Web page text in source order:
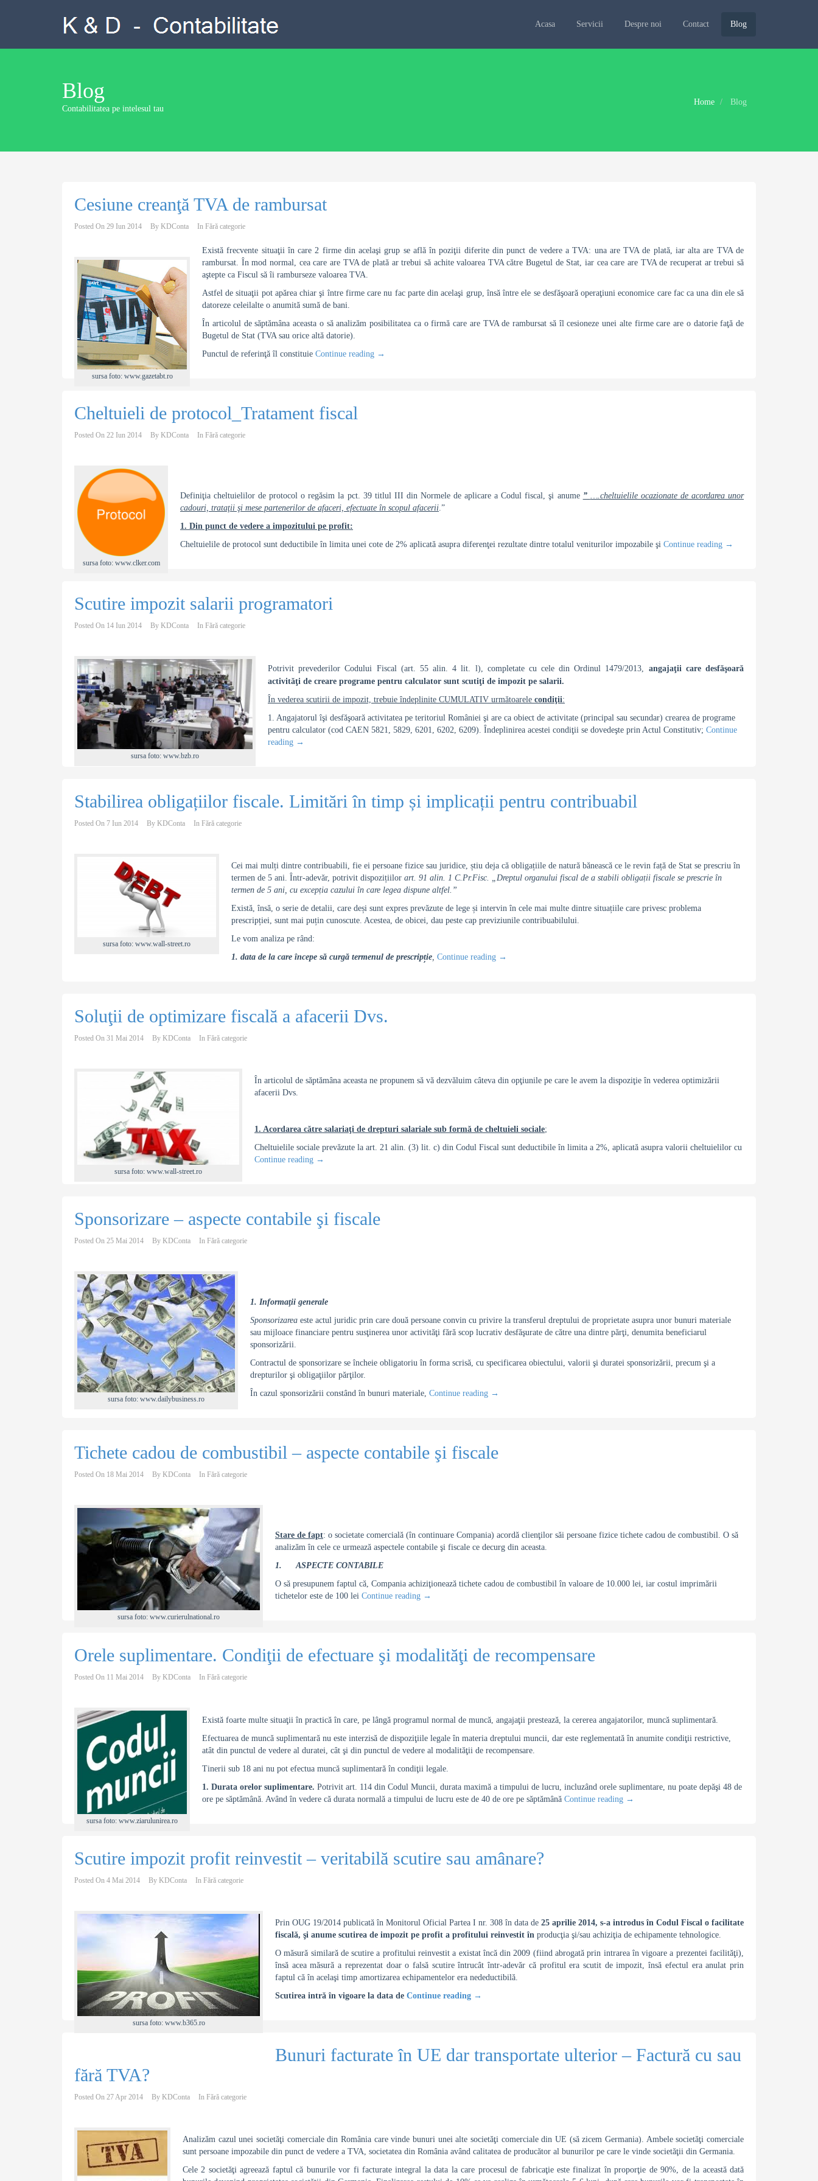
Acasa Servicii Despre noi Contact Blog
Blog
Contabilitatea pe intelesul tau
Home Blog
Cesiune creanţă TVA de rambursat
Posted On 29 Iun 2014 By KDConta In Fără categorie
sursa foto: www.gazetabt.ro
Există frecvente situaţii în care 2 firme din acelaşi grup se află în poziţii diferite din punct de vedere a TVA: una are TVA de plată, iar alta are TVA de
rambursat. În mod normal, cea care are TVA de plată ar trebui să achite valoarea TVA către Bugetul de Stat, iar cea care are TVA de recuperat ar trebui să
aştepte ca Fiscul să îi ramburseze valoarea TVA.
Astfel de situaţii pot apărea chiar şi între firme care nu fac parte din acelaşi grup, însă între ele se desfăşoară operaţiuni economice care fac ca una din ele să
datoreze celeilalte o anumită sumă de bani.
În articolul de săptămâna aceasta o să analizăm posibilitatea ca o firmă care are TVA de rambursat să îl cesioneze unei alte firme care are o datorie faţă de
Bugetul de Stat (TVA sau orice altă datorie).
Punctul de referinţă îl constituie Continue reading →
Cheltuieli de protocol_Tratament fiscal
Posted On 22 Iun 2014 By KDConta In Fără categorie
sursa foto: www.clker.com
Definiţia cheltuielilor de protocol o regăsim la pct. 39 titlul III din Normele de aplicare a Codul fiscal, şi anume ” ….cheltuielile ocazionate de acordarea unor
cadouri, trataţii şi mese partenerilor de afaceri, efectuate în scopul afacerii.”
1. Din punct de vedere a impozitului pe profit:
Cheltuielile de protocol sunt deductibile în limita unei cote de 2% aplicată asupra diferenţei rezultate dintre totalul veniturilor impozabile şi Continue reading →
Scutire impozit salarii programatori
Posted On 14 Iun 2014 By KDConta In Fără categorie
sursa foto: www.bzb.ro
Potrivit prevederilor Codului Fiscal (art. 55 alin. 4 lit. l), completate cu cele din Ordinul 1479/2013, angajaţii care desfăşoară
activităţi de creare programe pentru calculator sunt scutiţi de impozit pe salarii.
În vederea scutirii de impozit, trebuie îndeplinite CUMULATIV următoarele condiţii:
1. Angajatorul îşi desfăşoară activitatea pe teritoriul României şi are ca obiect de activitate (principal sau secundar) crearea de programe
pentru calculator (cod CAEN 5821, 5829, 6201, 6202, 6209). Îndeplinirea acestei condiţii se dovedeşte prin Actul Constitutiv; Continue
reading →
Stabilirea obligațiilor fiscale. Limitări în timp și implicații pentru contribuabil
Posted On 7 Iun 2014 By KDConta In Fără categorie
sursa foto: www.wall-street.ro
Cei mai mulți dintre contribuabili, fie ei persoane fizice sau juridice, știu deja că obligațiile de natură bănească ce le revin față de Stat se prescriu în
termen de 5 ani. Într-adevăr, potrivit dispozițiilor art. 91 alin. 1 C.Pr.Fisc. „Dreptul organului fiscal de a stabili obligații fiscale se prescrie în
termen de 5 ani, cu excepția cazului în care legea dispune altfel.”
Există, însă, o serie de detalii, care deși sunt expres prevăzute de lege și intervin în cele mai multe dintre situațiile care privesc problema
prescripției, sunt mai puțin cunoscute. Acestea, de obicei, dau peste cap previziunile contribuabilului.
Le vom analiza pe rând:
1. data de la care începe să curgă termenul de prescripție, Continue reading →
Soluţii de optimizare fiscală a afacerii Dvs.
Posted On 31 Mai 2014 By KDConta In Fără categorie
sursa foto: www.wall-street.ro
În articolul de săptămâna aceasta ne propunem să vă dezvăluim câteva din opţiunile pe care le avem la dispoziţie în vederea optimizării
afacerii Dvs.
1. Acordarea către salariaţi de drepturi salariale sub formă de cheltuieli sociale;
Cheltuielile sociale prevăzute la art. 21 alin. (3) lit. c) din Codul Fiscal sunt deductibile în limita a 2%, aplicată asupra valorii cheltuielilor cu
Continue reading →
Sponsorizare – aspecte contabile şi fiscale
Posted On 25 Mai 2014 By KDConta In Fără categorie
sursa foto: www.dailybusiness.ro
1. Informaţii generale
Sponsorizarea este actul juridic prin care două persoane convin cu privire la transferul dreptului de proprietate asupra unor bunuri materiale
sau mijloace financiare pentru susţinerea unor activităţi fără scop lucrativ desfăşurate de către una dintre părţi, denumita beneficiarul
sponsorizării.
Contractul de sponsorizare se încheie obligatoriu în forma scrisă, cu specificarea obiectului, valorii şi duratei sponsorizării, precum şi a
drepturilor şi obligaţiilor părţilor.
În cazul sponsorizării constând în bunuri materiale, Continue reading →
Tichete cadou de combustibil – aspecte contabile şi fiscale
Posted On 18 Mai 2014 By KDConta In Fără categorie
sursa foto: www.curierulnational.ro
Stare de fapt: o societate comercială (în continuare Compania) acordă clienţilor săi persoane fizice tichete cadou de combustibil. O să
analizăm în cele ce urmează aspectele contabile şi fiscale ce decurg din aceasta.
1.ASPECTE CONTABILE
O să presupunem faptul că, Compania achiziţionează tichete cadou de combustibil în valoare de 10.000 lei, iar costul imprimării
tichetelor este de 100 lei Continue reading →
Orele suplimentare. Condiţii de efectuare şi modalităţi de recompensare
Posted On 11 Mai 2014 By KDConta In Fără categorie
sursa foto: www.ziarulunirea.ro
Există foarte multe situaţii în practică în care, pe lângă programul normal de muncă, angajaţii prestează, la cererea angajatorilor, muncă suplimentară.
Efectuarea de muncă suplimentară nu este interzisă de dispoziţiile legale în materia dreptului muncii, dar este reglementată în anumite condiţii restrictive,
atât din punctul de vedere al duratei, cât şi din punctul de vedere al modalităţii de recompensare.
Tinerii sub 18 ani nu pot efectua muncă suplimentară în condiţii legale.
1. Durata orelor suplimentare. Potrivit art. 114 din Codul Muncii, durata maximă a timpului de lucru, incluzând orele suplimentare, nu poate depăşi 48 de
ore pe săptămână. Având în vedere că durata normală a timpului de lucru este de 40 de ore pe săptămână Continue reading →
Scutire impozit profit reinvestit – veritabilă scutire sau amânare?
Posted On 4 Mai 2014 By KDConta In Fără categorie
sursa foto: www.b365.ro
Prin OUG 19/2014 publicată în Monitorul Oficial Partea I nr. 308 în data de 25 aprilie 2014, s-a introdus în Codul Fiscal o facilitate
fiscală, şi anume scutirea de impozit pe profit a profitului reinvestit în producţia şi/sau achiziţia de echipamente tehnologice.
O măsură similară de scutire a profitului reinvestit a existat încă din 2009 (fiind abrogată prin intrarea în vigoare a prezentei facilităţi),
însă acea măsură a reprezentat doar o falsă scutire întrucât într-adevăr că profitul era scutit de impozit, însă efectul era anulat prin
faptul că în acelaşi timp amortizarea echipamentelor era nedeductibilă.
Scutirea intră în vigoare la data de Continue reading →
Bunuri facturate în UE dar transportate ulterior – Factură cu sau
fără TVA?
Posted On 27 Apr 2014 By KDConta In Fără categorie
Analizăm cazul unei societăţi comerciale din România care vinde bunuri unei alte societăţi comerciale din UE (să zicem Germania). Ambele societăţi comerciale
sunt persoane impozabile din punct de vedere a TVA, societatea din România având calitatea de producător al bunurilor pe care le vinde societăţii din Germania.
Cele 2 societăţi agreează faptul că bunurile vor fi facturate integral la data la care procesul de fabricaţie este finalizat în proporţie de 90%, de la această dată